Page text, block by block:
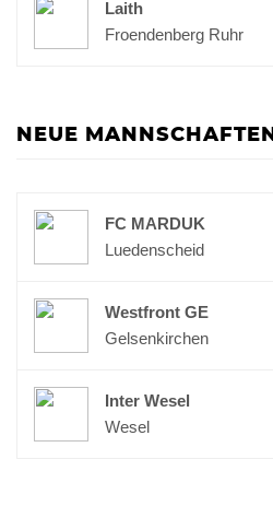
Laith
Froendenberg Ruhr
NEUE MANNSCHAFTEN
FC MARDUK
Luedenscheid
Westfront GE
Gelsenkirchen
Inter Wesel
Wesel